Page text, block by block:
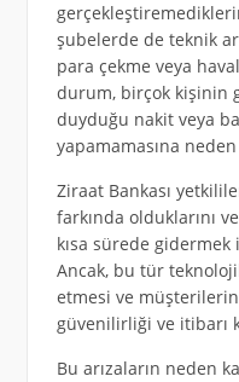
şubelerde de teknik
para çekme veya
durum, birçok kişinin
duyduğu nakit veya
yapamamasına
Ziraat Bankası
farkında olduklarını
kısa sürede gidermek
Ancak, bu tür
etmesi ve
güvenilirliği ve itibarı
Bu arızaların neden